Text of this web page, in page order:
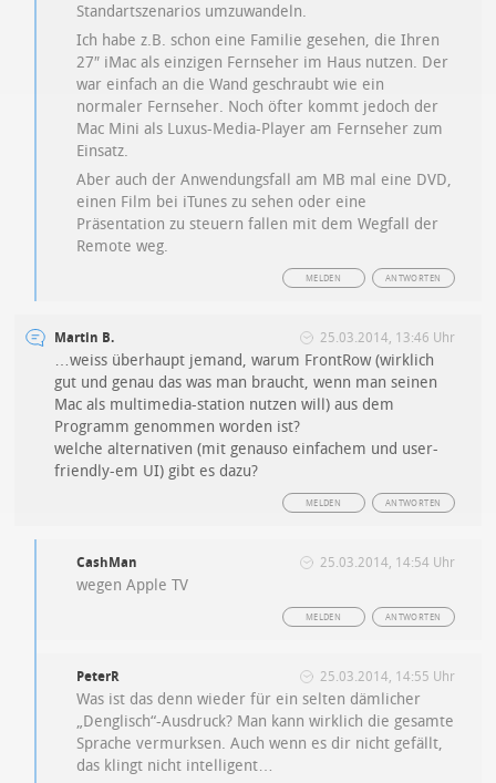
Standartszenarios umzuwandeln.
Ich habe z.B. schon eine Familie gesehen, die Ihren
27″ iMac als einzigen Fernseher im Haus nutzen. Der
war einfach an die Wand geschraubt wie ein
normaler Fernseher. Noch öfter kommt jedoch der
Mac Mini als Luxus-Media-Player am Fernseher zum
Einsatz.
Aber auch der Anwendungsfall am MB mal eine DVD,
einen Film bei iTunes zu sehen oder eine
Präsentation zu steuern fallen mit dem Wegfall der
Remote weg.
ANTWORTEN
MELDEN
Martin B. 25.03.2014, 13:46 Uhr
…weiss überhaupt jemand, warum FrontRow (wirklich
gut und genau das was man braucht, wenn man seinen
Mac als multimedia-station nutzen will) aus dem
Programm genommen worden ist?
welche alternativen (mit genauso einfachem und user-
friendly-em UI) gibt es dazu?
ANTWORTEN
MELDEN
CashMan 25.03.2014, 14:54 Uhr
wegen Apple TV
ANTWORTEN
MELDEN
PeterR 25.03.2014, 14:55 Uhr
Was ist das denn wieder für ein selten dämlicher
„Denglisch“-Ausdruck? Man kann wirklich die gesamte
Sprache vermurksen. Auch wenn es dir nicht gefällt,
das klingt nicht intelligent…